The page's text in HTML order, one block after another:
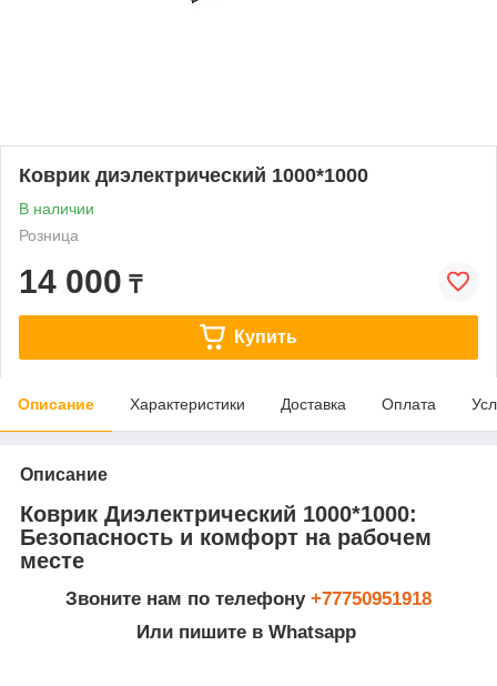
Коврик диэлектрический 1000*1000
В наличии
Розница
14 000 ₸
Купить
Описание Характеристики Доставка Оплата
Описание
Коврик Диэлектрический 1000*1000:
Безопасность и комфорт на рабочем
месте
Звоните нам по телефону +77750951918
Или пишите в Whatsapp